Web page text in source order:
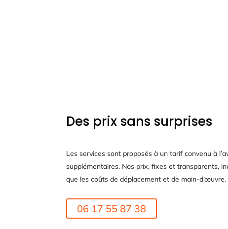
Des prix sans surprises
Les services sont proposés à un tarif convenu à
supplémentaires. Nos prix, fixes et transparents,
que les coûts de déplacement et de main-d’œuvre.
06 17 55 87 38